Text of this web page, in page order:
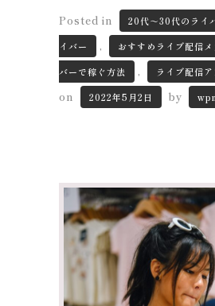
Posted in 20代～30代のライ
イバー
, おすすめライブ配信メ
バーで稼ぐ方法
, ライブ配信
on 2022年5月2日 by